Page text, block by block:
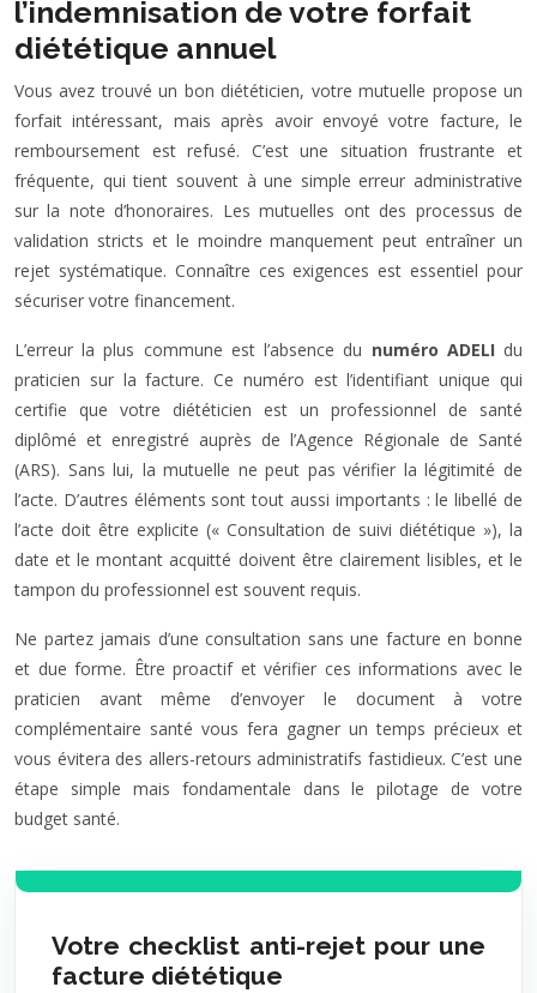
l’indemnisation de votre forfait
diététique annuel
Vous avez trouvé un bon diététicien, votre mutuelle propose un
forfait intéressant, mais après avoir envoyé votre facture, le
remboursement est refusé. C’est une situation frustrante et
fréquente, qui tient souvent à une simple erreur administrative
sur la note d’honoraires. Les mutuelles ont des processus de
validation stricts et le moindre manquement peut entraîner un
rejet systématique. Connaître ces exigences est essentiel pour
sécuriser votre financement.
L’erreur la plus commune est l’absence du numéro ADELI du
praticien sur la facture. Ce numéro est l’identifiant unique qui
certifie que votre diététicien est un professionnel de santé
diplômé et enregistré auprès de l’Agence Régionale de Santé
(ARS). Sans lui, la mutuelle ne peut pas vérifier la légitimité de
l’acte. D’autres éléments sont tout aussi importants : le libellé de
l’acte doit être explicite (« Consultation de suivi diététique »), la
date et le montant acquitté doivent être clairement lisibles, et le
tampon du professionnel est souvent requis.
Ne partez jamais d’une consultation sans une facture en bonne
et due forme. Être proactif et vérifier ces informations avec le
praticien avant même d’envoyer le document à votre
complémentaire santé vous fera gagner un temps précieux et
vous évitera des allers-retours administratifs fastidieux. C’est une
étape simple mais fondamentale dans le pilotage de votre
budget santé.
Votre checklist anti-rejet pour une
facture diététique